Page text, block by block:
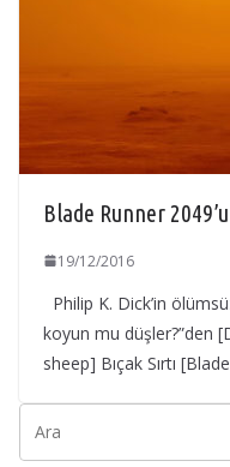
Blade Runner
19/12/2016
Philip K. Dick’in
koyun mu düşler?”den
sheep] Bıçak Sırtı [Blade